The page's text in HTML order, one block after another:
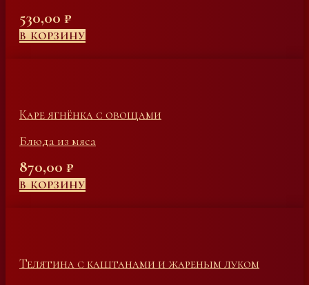
530,00 ₽
В КОРЗИНУ
Каре ягнёнка с овощами
Блюда из мяса
870,00 ₽
В КОРЗИНУ
Телятина с каштанами и жареным луком